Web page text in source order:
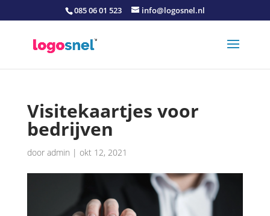
085 06 01 523 info@logosnel.nl
Visitekaartjes voor
bedrijven
door admin | okt 12, 2021